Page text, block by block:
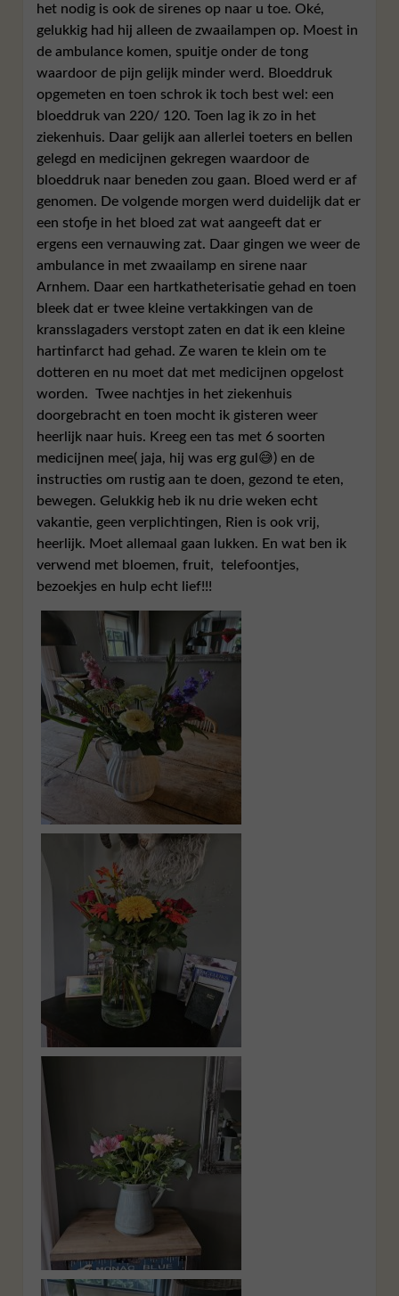
het nodig is ook de sirenes op naar u toe. Oké,
gelukkig had hij alleen de zwaailampen op. Moest in
de ambulance komen, spuitje onder de tong
waardoor de pijn gelijk minder werd. Bloeddruk
opgemeten en toen schrok ik toch best wel: een
bloeddruk van 220/ 120. Toen lag ik zo in het
ziekenhuis. Daar gelijk aan allerlei toeters en bellen
gelegd en medicijnen gekregen waardoor de
bloeddruk naar beneden zou gaan. Bloed werd er af
genomen. De volgende morgen werd duidelijk dat er
een stofje in het bloed zat wat aangeeft dat er
ergens een vernauwing zat. Daar gingen we weer de
ambulance in met zwaailamp en sirene naar
Arnhem. Daar een hartkatheterisatie gehad en toen
bleek dat er twee kleine vertakkingen van de
kransslagaders verstopt zaten en dat ik een kleine
hartinfarct had gehad. Ze waren te klein om te
dotteren en nu moet dat met medicijnen opgelost
worden. Twee nachtjes in het ziekenhuis
doorgebracht en toen mocht ik gisteren weer
heerlijk naar huis. Kreeg een tas met 6 soorten
medicijnen mee( jaja, hij was erg gul😅) en de
instructies om rustig aan te doen, gezond te eten,
bewegen. Gelukkig heb ik nu drie weken echt
vakantie, geen verplichtingen, Rien is ook vrij,
heerlijk. Moet allemaal gaan lukken. En wat ben ik
verwend met bloemen, fruit, telefoontjes,
bezoekjes en hulp echt lief!!!